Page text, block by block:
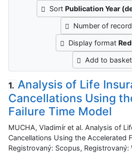
Sort Publication Year
Number of
Display format
Add to basket
1. Analysis of Life
Cancellations Using
Failure Time Model
MUCHA, Vladimír et al. Analysis of
Cancellations Using the Accelerated
Registrovaný: Scopus, Registrovaný: